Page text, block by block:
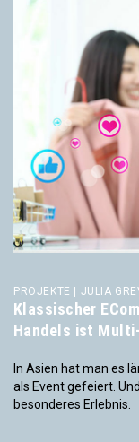
PROJEKTE | JULIA
Klassischer
Handels ist
In Asien hat man es
als Event gefeiert.
besonderes Erlebnis.